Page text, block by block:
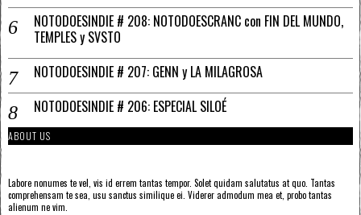
NOTODOESINDIE # 208: NOTODOESCRANC con FIN DEL MUNDO,
TEMPLES y SVSTO
NOTODOESINDIE # 207: GENN y LA MILAGROSA
NOTODOESINDIE # 206: ESPECIAL SILOÉ
ABOUT US
Labore nonumes te vel, vis id errem tantas tempor. Solet quidam salutatus at quo. Tantas
comprehensam te sea, usu sanctus similique ei. Viderer admodum mea et, probo tantas
alienum ne vim.